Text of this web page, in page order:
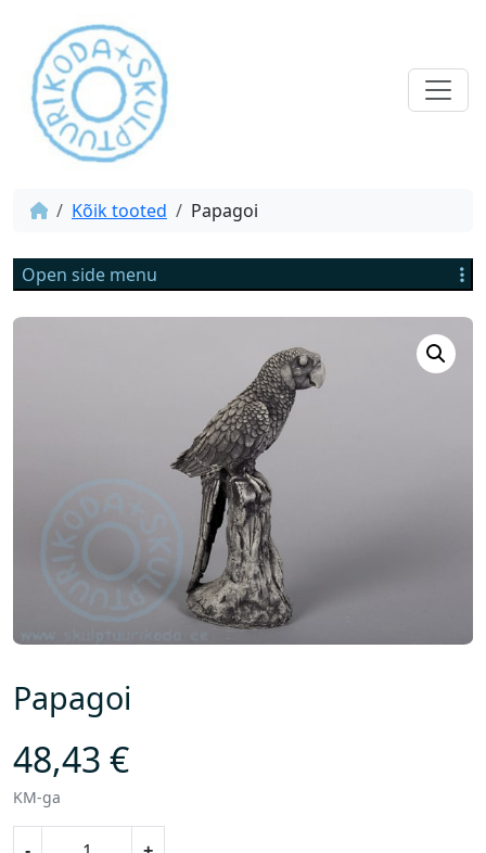
Kõik tooted Papagoi
Open side menu
Papagoi
48,43 €
KM-ga